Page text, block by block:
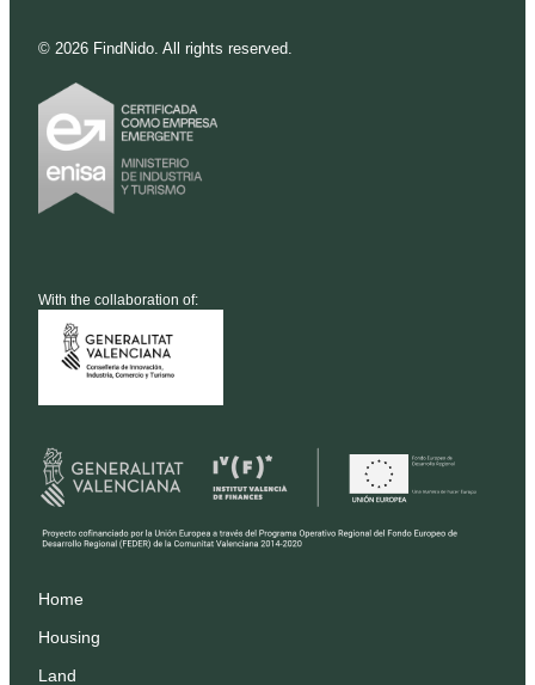
© 2026 FindNido. All rights reserved.
With the collaboration of:
Home
Housing
Land